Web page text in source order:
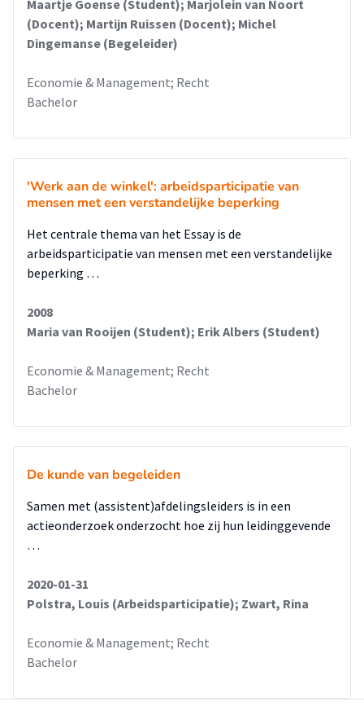
Maartje Goense (Student); Marjolein van Noort
(Docent); Martijn Ruissen (Docent); Michel
Dingemanse (Begeleider)
Economie & Management; Recht
Bachelor
'Werk aan de winkel': arbeidsparticipatie van
mensen met een verstandelijke beperking
Het centrale thema van het Essay is de
arbeidsparticipatie van mensen met een verstandelijke
beperking …
2008
Maria van Rooijen (Student); Erik Albers (Student)
Economie & Management; Recht
Bachelor
De kunde van begeleiden
Samen met (assistent)afdelingsleiders is in een
actieonderzoek onderzocht hoe zij hun leidinggevende
…
2020-01-31
Polstra, Louis (Arbeidsparticipatie); Zwart, Rina
Economie & Management; Recht
Bachelor